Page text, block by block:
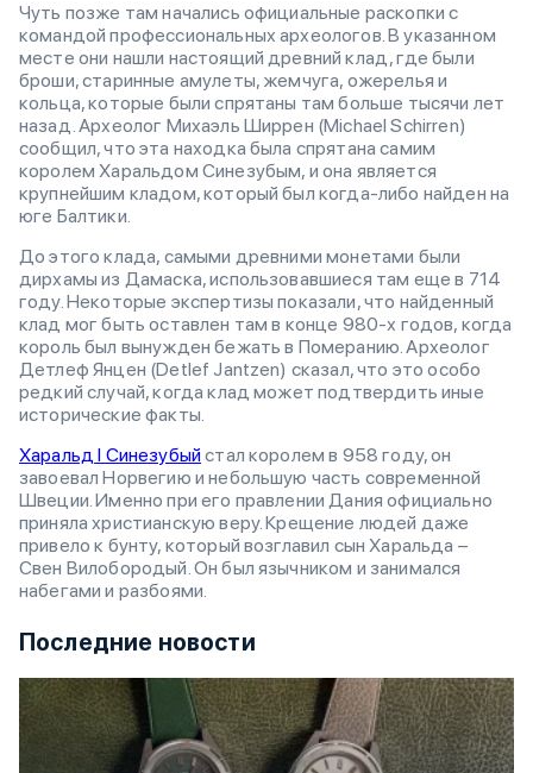
Чуть позже там начались официальные раскопки с
командой профессиональных археологов. В указанном
месте они нашли настоящий древний клад, где были
броши, старинные амулеты, жемчуга, ожерелья и
кольца, которые были спрятаны там больше тысячи лет
назад. Археолог Михаэль Ширрен (Michael Schirren)
сообщил, что эта находка была спрятана самим
королем Харальдом Синезубым, и она является
крупнейшим кладом, который был когда-либо найден на
юге Балтики.
До этого клада, самыми древними монетами были
дирхамы из Дамаска, использовавшиеся там еще в 714
году. Некоторые экспертизы показали, что найденный
клад мог быть оставлен там в конце 980-х годов, когда
король был вынужден бежать в Померанию. Археолог
Детлеф Янцен (Detlef Jantzen) сказал, что это особо
редкий случай, когда клад может подтвердить иные
исторические факты.
Харальд I Синезубыйстал королем в 958 году, он
завоевал Норвегию и небольшую часть современной
Швеции. Именно при его правлении Дания официально
приняла христианскую веру. Крещение людей даже
привело к бунту, который возглавил сын Харальда –
Свен Вилобородый. Он был язычником и занимался
набегами и разбоями.
Последние новости